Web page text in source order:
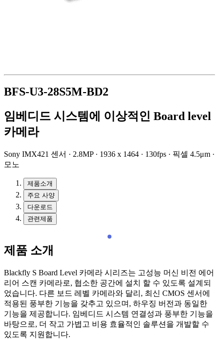
BFS-U3-28S5M-BD2
임베디드 시스템에 이상적인 Board level
카메라
Sony IMX421 센서 · 2.8MP · 1936 x 1464 · 130fps · 픽셀 4.5μm ·
모노
제품소개
주요 사양
다운로드
관련제품
제품 소개
Blackfly S Board Level 카메라 시리즈는 고성능 머신 비전 에어
리어 스캔 카메라로, 협소한 공간에 설치 할 수 있도록 설계되
었습니다. 다른 보드 레벨 카메라와 달리, 최신 CMOS 센서에
적용된 풍부한 기능을 갖추고 있으며, 하우징 버전과 동일한
기능을 제공합니다. 임베디드 시스템 연결성과 풍부한 기능을
바탕으로, 더 작고 가볍고 비용 효율적인 솔루션을 개발할 수
있도록 지원합니다.